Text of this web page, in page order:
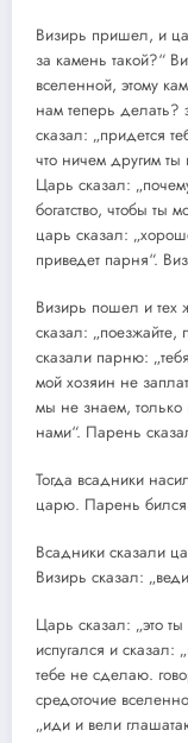
Визирь пришел, и
за камень такой?“
вселенной, этому
нам теперь делать?
сказал: „придется
что ничем другим ты
Царь сказал:
богатство, чтобы ты
царь сказал:
приведет парня“.
Визирь пошел и тех
сказал: „поезжайте,
сказали парню:
мой хозяин не
мы не знаем,
нами“. Парень
Тогда всадники
царю. Парень бился
Всадники сказали
Визирь сказал:
Царь сказал: „это
испугался и сказал:
тебе не сделаю.
средоточие
„иди и вели